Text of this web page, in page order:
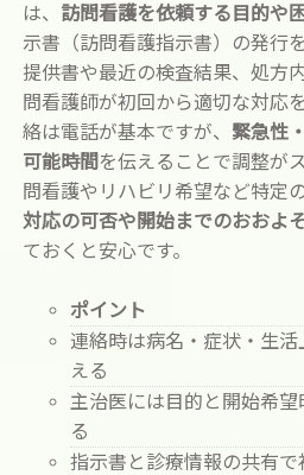
は、 訪問看護を依頼する目的や
示書（訪問看護指示書）の発行
提供書や最近の検査結果、処方
問看護師が初回から適切な対応
絡は電話が基本ですが、 緊急性
可能時間 を伝えることで調整が
問看護やリハビリ希望など特定
対応の可否や開始までのおおよ
ておくと安心です。
ポイント
連絡時は病名・症状・生
える
主治医には目的と開始希
る
指示書と診療情報の共有